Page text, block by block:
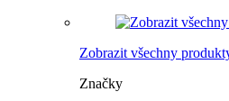
Zobrazit všechny
Značky